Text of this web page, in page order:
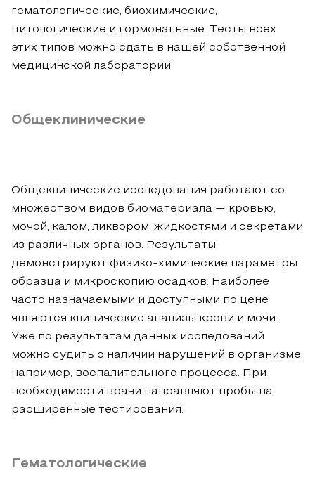
гематологические, биохимические,
цитологические и гормональные. Тесты всех
этих типов можно сдать в нашей собственной
медицинской лаборатории.
Общеклинические
Общеклинические исследования работают со
множеством видов биоматериала — кровью,
мочой, калом, ликвором, жидкостями и секретами
из различных органов. Результаты
демонстрируют физико-химические параметры
образца и микроскопию осадков. Наиболее
часто назначаемыми и доступными по цене
являются клинические анализы крови и мочи.
Уже по результатам данных исследований
можно судить о наличии нарушений в организме,
например, воспалительного процесса. При
необходимости врачи направляют пробы на
расширенные тестирования.
Гематологические